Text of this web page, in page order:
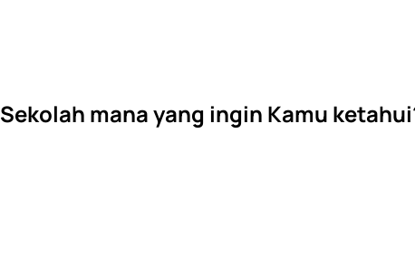
Sekolah mana yang ingin Kamu